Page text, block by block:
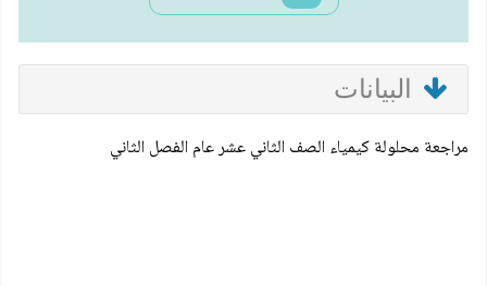
البيانات
مراجعة محلولة كيمياء الصف الثاني عشر عام الفصل الثاني